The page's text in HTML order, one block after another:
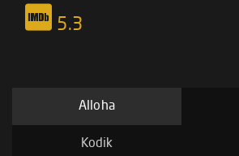
5.3
Alloha
Kodik